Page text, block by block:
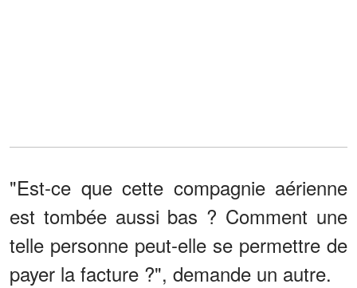
"Est-ce que cette compagnie aérienne
est tombée aussi bas ? Comment une
telle personne peut-elle se permettre de
payer la facture ?", demande un autre.